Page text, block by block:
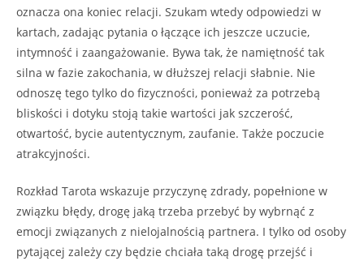
oznacza ona koniec relacji. Szukam wtedy odpowiedzi w
kartach, zadając pytania o łączące ich jeszcze uczucie,
intymność i zaangażowanie. Bywa tak, że namiętność tak
silna w fazie zakochania, w dłuższej relacji słabnie. Nie
odnoszę tego tylko do fizyczności, ponieważ za potrzebą
bliskości i dotyku stoją takie wartości jak szczerość,
otwartość, bycie autentycznym, zaufanie. Także poczucie
atrakcyjności.
Rozkład Tarota wskazuje przyczynę zdrady, popełnione w
związku błędy, drogę jaką trzeba przebyć by wybrnąć z
emocji związanych z nielojalnością partnera. I tylko od osoby
pytającej zależy czy będzie chciała taką drogę przejść i